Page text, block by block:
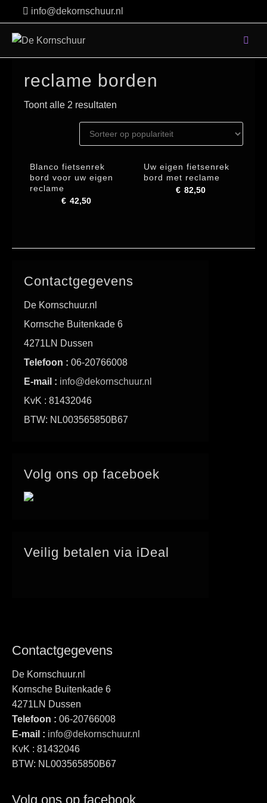
to
content
info@dekornschuur.nl
reclame borden
Toont alle 2 resultaten
Blanco fietsenrek
bord voor uw eigen
reclame
€ 42,50
Uw eigen fietsenrek
bord met reclame
€82,50
Contactgegevens
De Kornschuur.nl
Kornsche Buitenkade 6
4271LN Dussen
Telefoon : 06-20766008
E-mail : info@dekornschuur.nl
KvK : 81432046
BTW: NL003565850B67
Volg ons op faceboek
Veilig betalen via iDeal
Contactgegevens
De Kornschuur.nl
Kornsche Buitenkade 6
4271LN Dussen
Telefoon : 06-20766008
E-mail : info@dekornschuur.nl
KvK : 81432046
BTW: NL003565850B67
Volg ons op facebook